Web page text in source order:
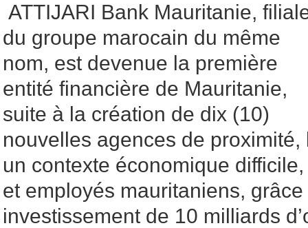
ATTIJARI Bank Mauritanie,
du groupe marocain du même
nom, est devenue la première
entité financière de Mauritanie,
suite à la création de dix (10)
nouvelles agences de
un contexte économique
et employés mauritaniens,
investissement de 10 milliards